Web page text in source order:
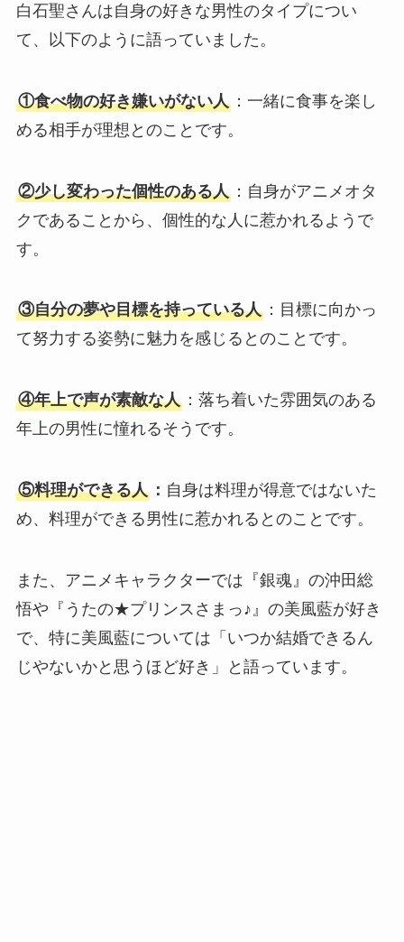
白石聖さんは自身の好きな男性のタイプについ
て、以下のように語っていました。
①食べ物の好き嫌いがない人：一緒に食事を楽し
める相手が理想とのことです。
②少し変わった個性のある人：自身がアニメオタ
クであることから、個性的な人に惹かれるようで
す。
③自分の夢や目標を持っている人：目標に向かっ
て努力する姿勢に魅力を感じるとのことです。
④年上で声が素敵な人：落ち着いた雰囲気のある
年上の男性に憧れるそうです。
⑤料理ができる人： 自身は料理が得意ではないた
め、料理ができる男性に惹かれるとのことです。
また、アニメキャラクターでは『銀魂』の沖田総
悟や『うたの★プリンスさまっ♪』の美風藍が好き
で、特に美風藍については「いつか結婚できるん
じやないかと思うほど好き」と語っています。